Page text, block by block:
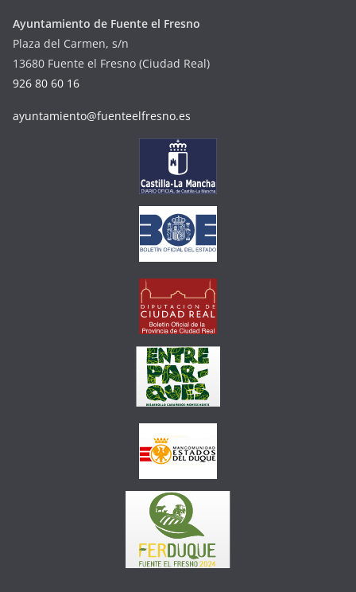
Ayuntamiento de Fuente el Fresno
Plaza del Carmen, s/n
13680 Fuente el Fresno (Ciudad Real)
926 80 60 16
ayuntamiento@fuenteelfresno.es